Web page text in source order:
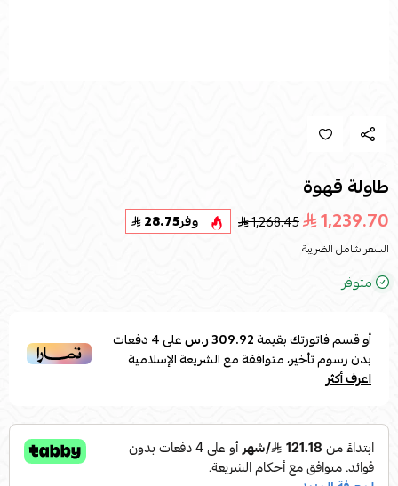
طاولة قهوة
1,239.70
1,268.45 وفر28.75
السعر شامل الضريبة
متوفر
أو قسم فاتورتك بقيمة309.92 ر.س على4دفعات
بدون رسوم تأخير، متوافقة مع الشريعة الإسلامية
اعرف أكثر